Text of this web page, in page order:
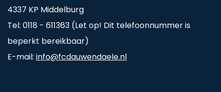
4337 KP Middelburg
Tel: 0118 - 611363 (Let op! Dit telefoonnummer is
beperkt bereikbaar)
E-mail: info@fcdauwendaele.nl